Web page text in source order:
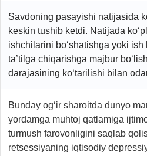
Savdoning pasayishi natijasida
keskin tushib ketdi. Natijada
ishchilarini bo‘shatishga yoki
ta’tilga chiqarishga majbur
darajasining ko‘tarilishi bilan
Bunday og‘ir sharoitda dunyo
yordamga muhtoj qatlamiga
turmush farovonligini saqlab
retsessiyaning iqtisodiy